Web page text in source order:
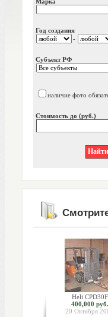
Год создания
-
Субъект РФ
наличие фото
Стоимость до (руб.)
Heli CPD30F
400,000 руб.
20 Октября